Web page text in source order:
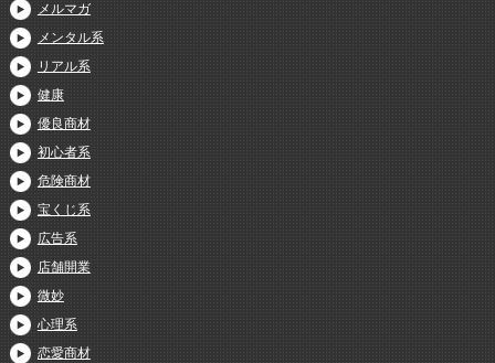
メルマガ
メンタル系
リアル系
健康
優良商材
初心者系
危険商材
宝くじ系
広告系
店舗開業
微妙
心理系
恋愛商材